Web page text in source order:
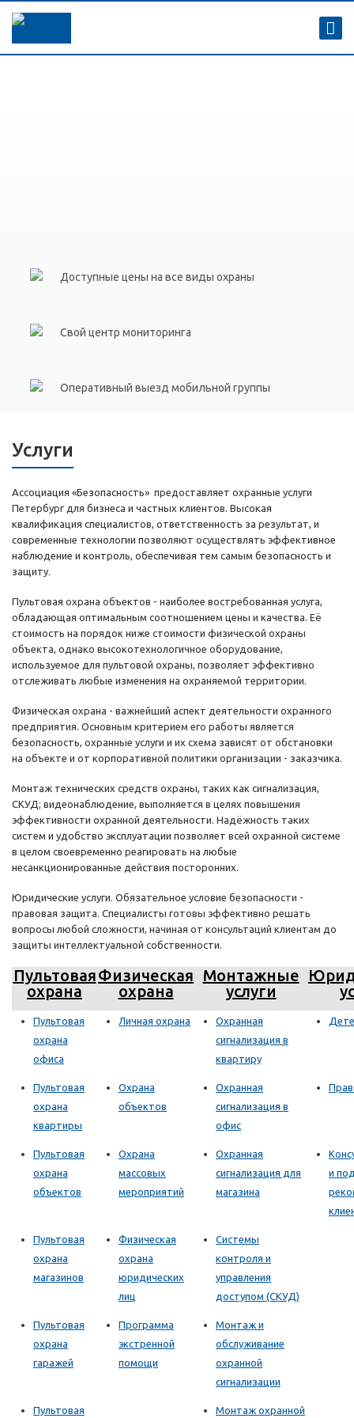
Доступные цены на все виды охраны
Свой центр мониторинга
Оперативный выезд мобильной группы
Услуги
Ассоциация «Безопасность» предоставляет охранные услуги
Петербург для бизнеса и частных клиентов. Высокая
квалификация специалистов, ответственность за результат, и
современные технологии позволяют осуществлять эффективное
наблюдение и контроль, обеспечивая тем самым безопасность и
защиту.
Пультовая охрана объектов - наиболее востребованная услуга,
обладающая оптимальным соотношением цены и качества. Её
стоимость на порядок ниже стоимости физической охраны
объекта, однако высокотехнологичное оборудование,
используемое для пультовой охраны, позволяет эффективно
отслеживать любые изменения на охраняемой территории.
Физическая охрана - важнейший аспект деятельности охранного
предприятия. Основным критерием его работы является
безопасность, охранные услуги и их схема зависят от обстановки
на объекте и от корпоративной политики организации - заказчика.
Монтаж технических средств охраны, таких как сигнализация,
СКУД; видеонаблюдение, выполняется в целях повышения
эффективности охранной деятельности. Надёжность таких
систем и удобство эксплуатации позволяет всей охранной системе
в целом своевременно реагировать на любые
несанкционированные действия посторонних.
Юридические услуги. Обязательное условие безопасности -
правовая защита. Специалисты готовы эффективно решать
вопросы любой сложности, начиная от консультаций клиентам до
защиты интеллектуальной собственности.
Пультовая
охрана
Физическая
охрана
Монтажные
услуги
Пультовая
охрана
офиса
Личная охрана
Охранная
сигнализация в
квартиру
Пультовая
охрана
квартиры
Охрана
объектов
Охранная
сигнализация в
офис
Пультовая
охрана
объектов
Охрана
массовых
мероприятий
Охранная
сигнализация для
магазина
и
Пультовая
охрана
магазинов
Физическая
охрана
юридических
лиц
Системы
контроля и
управления
доступом (СКУД)
Пультовая
охрана
гаражей
Программа
экстренной
помощи
Монтаж и
обслуживание
охранной
сигнализации
Пультовая Монтаж охранной